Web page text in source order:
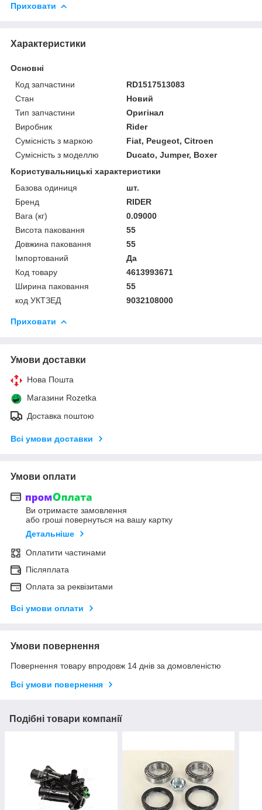
Приховати
Характеристики
Основні
Код запчастини
RD1517513083
Стан
Новий
Тип запчастини
Оригінал
Виробник
Rider
Сумісність з маркою
Fiat, Peugeot, Citroen
Сумісність з моделлю
Ducato, Jumper, Boxer
Користувальницькі характеристики
Базова одиниця
шт.
Бренд
RIDER
Вага (кг)
0.09000
Висота паковання
55
Довжина паковання
55
Імпортований
Да
Код товару
4613993671
Ширина паковання
55
код УКТЗЕД
9032108000
Приховати
Умови доставки
Нова Пошта
Магазини Rozetka
Доставка поштою
Всі умови доставки
Умови оплати
Ви отримаєте замовлення
або гроші повернуться на вашу картку
Детальніше
Оплатити частинами
Післяплата
Оплата за реквізитами
Всі умови оплати
Умови повернення
Повернення товару впродовж 14 днів за домовленістю
Всі умови повернення
Подібні товари компанії